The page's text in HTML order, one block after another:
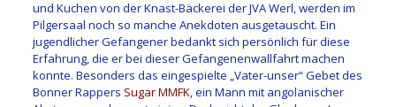
und Kuchen von der Knast-Bäckerei der JVA Werl, werden im
Pilgersaal noch so manche Anekdoten ausgetauscht. Ein
jugendlicher Gefangener bedankt sich persönlich für diese
Erfahrung, die er bei dieser Gefangenenwallfahrt machen
konnte. Besonders das eingespielte „Vater-unser“ Gebet des
Bonner Rappers Sugar MMFK, ein Mann mit angolanischer